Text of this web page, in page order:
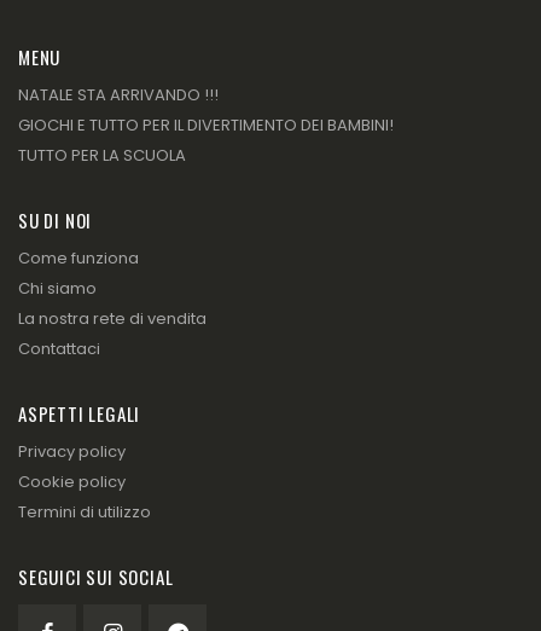
MENU
NATALE STA ARRIVANDO !!!
GIOCHI E TUTTO PER IL DIVERTIMENTO DEI BAMBINI!
TUTTO PER LA SCUOLA
SU DI NOI
Come funziona
Chi siamo
La nostra rete di vendita
Contattaci
ASPETTI LEGALI
Privacy policy
Cookie policy
Termini di utilizzo
SEGUICI SUI SOCIAL